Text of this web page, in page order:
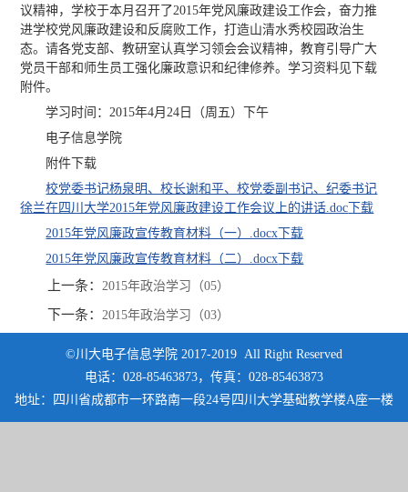
议精神，学校于本月召开了2015年党风廉政建设工作会，奋力推
进学校党风廉政建设和反腐败工作，打造山清水秀校园政治生
态。请各党支部、教研室认真学习领会会议精神，教育引导广大
党员干部和师生员工强化廉政意识和纪律修养。学习资料见下载
附件。
学习时间：2015年4月24日（周五）下午
电子信息学院
附件下载
校党委书记杨泉明、校长谢和平、校党委副书记、纪委书记
徐兰在四川大学2015年党风廉政建设工作会议上的讲话.doc 下载
2015年党风廉政宣传教育材料（一）.docx 下载
2015年党风廉政宣传教育材料（二）.docx 下载
上一条： 2015年政治学习（05）
下一条： 2015年政治学习（03）
©川大电子信息学院 2017-2019 All Right Reserved
电话：028-85463873，传真：028-85463873
地址：四川省成都市一环路南一段24号四川大学基础教学楼A座一楼